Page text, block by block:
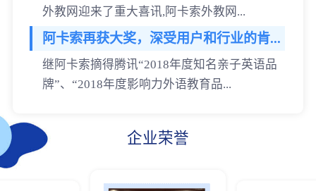
外教网迎来了重大喜讯,阿卡索外教网...
阿卡索再获大奖，深受用户和行业的肯...
继阿卡索摘得腾讯“2018年度知名亲子英语品
牌”、“2018年度影响力外语教育品...
企业荣誉